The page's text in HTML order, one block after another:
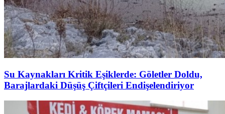
Su Kaynakları Kritik Eşiklerde: Göletler Doldu,
Barajlardaki Düşüş Çiftçileri Endişelendiriyor